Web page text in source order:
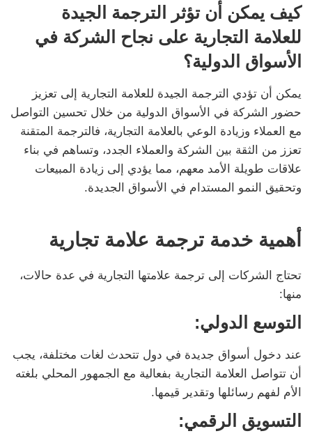
كيف يمكن أن تؤثر الترجمة الجيدة
للعلامة التجارية على نجاح الشركة في
الأسواق الدولية؟
يمكن أن تؤدي الترجمة الجيدة للعلامة التجارية إلى تعزيز
حضور الشركة في الأسواق الدولية من خلال تحسين التواصل
مع العملاء وزيادة الوعي بالعلامة التجارية، فالترجمة المتقنة
تعزز من الثقة بين الشركة والعملاء الجدد، وتساهم في بناء
علاقات طويلة الأمد معهم، مما يؤدي إلى زيادة المبيعات
وتحقيق النمو المستدام في الأسواق الجديدة.
أهمية خدمة ترجمة علامة تجارية
تحتاج الشركات إلى ترجمة علامتها التجارية في عدة حالات،
منها:
التوسع الدولي:
عند دخول أسواق جديدة في دول تتحدث لغات مختلفة، يجب
أن تتواصل العلامة التجارية بفعالية مع الجمهور المحلي بلغته
الأم لفهم رسائلها وتقدير قيمها.
التسويق الرقمي: